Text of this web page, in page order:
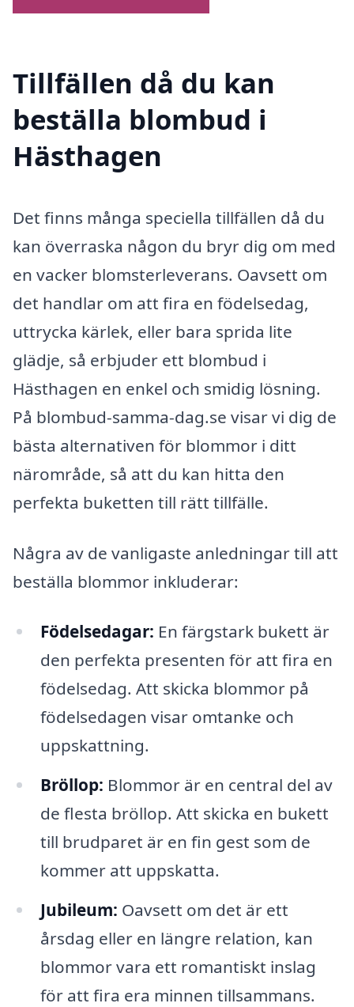
Tillfällen då du kan
beställa blombud i
Hästhagen
Det finns många speciella tillfällen då du
kan överraska någon du bryr dig om med
en vacker blomsterleverans. Oavsett om
det handlar om att fira en födelsedag,
uttrycka kärlek, eller bara sprida lite
glädje, så erbjuder ett blombud i
Hästhagen en enkel och smidig lösning.
På blombud-samma-dag.se visar vi dig de
bästa alternativen för blommor i ditt
närområde, så att du kan hitta den
perfekta buketten till rätt tillfälle.
Några av de vanligaste anledningar till att
beställa blommor inkluderar:
Födelsedagar: En färgstark bukett är
den perfekta presenten för att fira en
födelsedag. Att skicka blommor på
födelsedagen visar omtanke och
uppskattning.
Bröllop: Blommor är en central del av
de flesta bröllop. Att skicka en bukett
till brudparet är en fin gest som de
kommer att uppskatta.
Jubileum: Oavsett om det är ett
årsdag eller en längre relation, kan
blommor vara ett romantiskt inslag
för att fira era minnen tillsammans.